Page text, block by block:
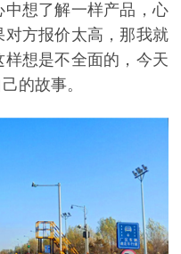
想了解一样产品，心
方报价太高，那我就
想是不全面的，今天
的故事。